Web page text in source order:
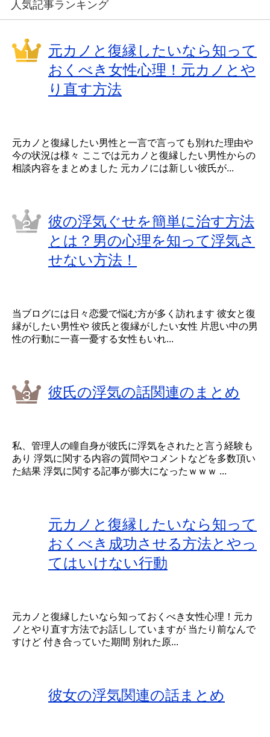
人気記事ランキング
元カノと復縁したいなら知って
おくべき女性心理！元カノとや
り直す方法
元カノと復縁したい男性と一言で言っても別れた理由や
今の状況は様々 ここでは元カノと復縁したい男性からの
相談内容をまとめました 元カノには新しい彼氏が...
彼の浮気ぐせを簡単に治す方法
とは？男の心理を知って浮気さ
せない方法！
当ブログには日々恋愛で悩む方が多く訪れます 彼女と復
縁がしたい男性や 彼氏と復縁がしたい女性 片思い中の男
性の行動に一喜一憂する女性もいれ...
彼氏の浮気の話関連のまとめ
私、管理人の瞳自身が彼氏に浮気をされたと言う経験も
あり 浮気に関する内容の質問やコメントなどを多数頂い
た結果 浮気に関する記事が膨大になったｗｗｗ ...
元カノと復縁したいなら知って
おくべき成功させる方法とやっ
てはいけない行動
元カノと復縁したいなら知っておくべき女性心理！元カ
ノとやり直す方法でお話ししていますが 当たり前なんで
すけど 付き合っていた期間 別れた原...
彼女の浮気関連の話まとめ